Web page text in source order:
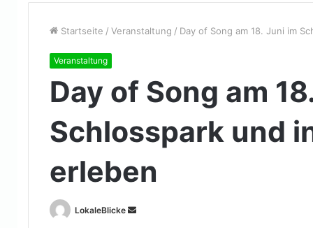
Startseite / Veranstaltung / Day of Song am 18. Juni im
Veranstaltung
Day of Song am
Schlosspark und
erleben
LokaleBlicke
Sende